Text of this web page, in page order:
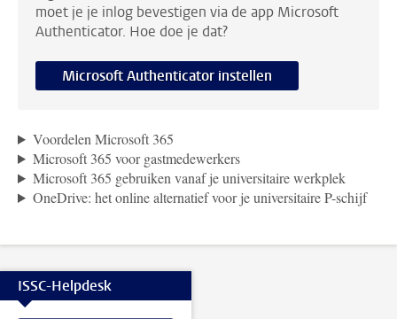
moet je je inlog bevestigen via de app Microsoft
Authenticator. Hoe doe je dat?
Microsoft Authenticator instellen
Voordelen Microsoft 365
Microsoft 365 voor gastmedewerkers
Microsoft 365 gebruiken vanaf je universitaire werkplek
OneDrive: het online alternatief voor je universitaire P-schijf
ISSC-Helpdesk